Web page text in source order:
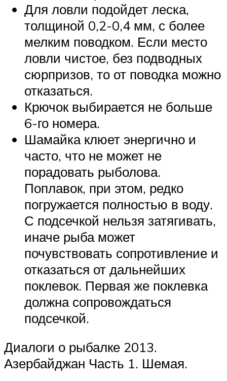
Для ловли подойдет леска,
толщиной 0,2-0,4 мм, с более
мелким поводком. Если место
ловли чистое, без подводных
сюрпризов, то от поводка можно
отказаться.
Крючок выбирается не больше
6-го номера.
Шамайка клюет энергично и
часто, что не может не
порадовать рыболова.
Поплавок, при этом, редко
погружается полностью в воду.
С подсечкой нельзя затягивать,
иначе рыба может
почувствовать сопротивление и
отказаться от дальнейших
поклевок. Первая же поклевка
должна сопровождаться
подсечкой.
Диалоги о рыбалке 2013.
Азербайджан Часть 1. Шемая.